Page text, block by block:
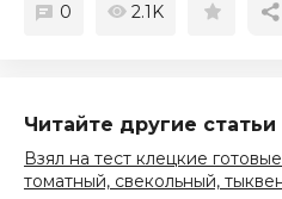
0 2.1K
Читайте другие статьи
Взял на тест клецкие
томатный, свекольный,